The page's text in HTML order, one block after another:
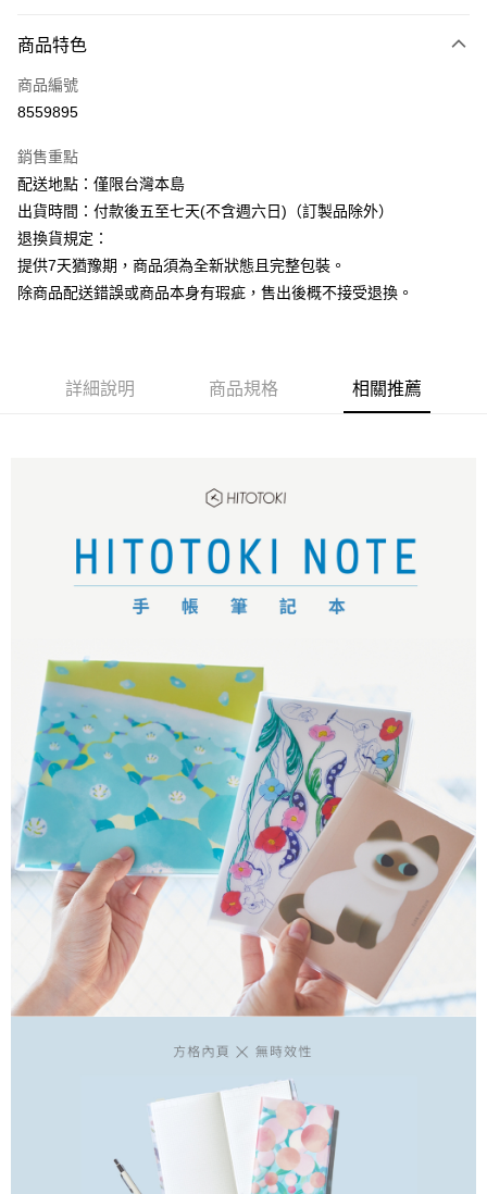
信用卡一次付款
Apple Pay
悠遊付
ATM付款
運送方式
商品特色
商品編號
8559895
銷售重點
配送地點：僅限台灣本島
出貨時間：付款後五至七天(不含週六日)（訂製品除外）
退換貨規定：
提供7天猶豫期，商品須為全新狀態且完整包裝。
除商品配送錯誤或商品本身有瑕疵，售出後概不接受退換。
詳細說明 商品規格 相關推薦